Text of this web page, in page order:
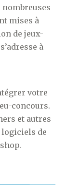
nombreuses
mises à
de jeux-
à
votre
concours.
et autres
de